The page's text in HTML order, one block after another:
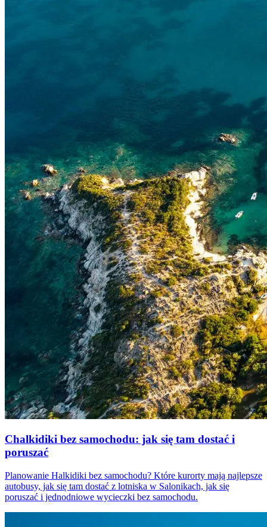
Chalkidiki bez samochodu: jak się tam dostać i
poruszać
Planowanie Halkidiki bez samochodu? Które kurorty mają najlepsze
autobusy, jak się tam dostać z lotniska w Salonikach, jak się
poruszać i jednodniowe wycieczki bez samochodu.